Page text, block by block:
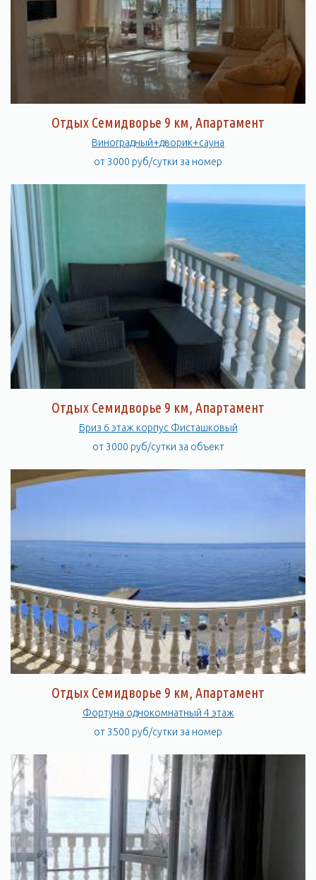
Отдых Семидворье 9 км, Апартамент
Виноградный+дворик+сауна
от 3000 руб/сутки за номер
Отдых Семидворье 9 км, Апартамент
Бриз 6 этаж корпус Фисташковый
от 3000 руб/сутки за объект
Отдых Семидворье 9 км, Апартамент
Фортуна однокомнатный 4 этаж
от 3500 руб/сутки за номер